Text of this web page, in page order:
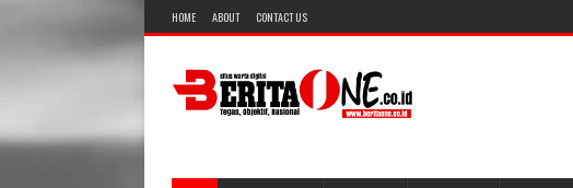
HOME ABOUT CONTACT US